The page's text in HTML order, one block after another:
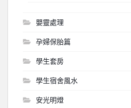
嬰靈處理
孕婦保胎篇
學生套房
學生宿舍風水
安光明燈